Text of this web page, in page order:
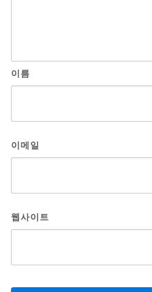
이름
이메일
웹사이트